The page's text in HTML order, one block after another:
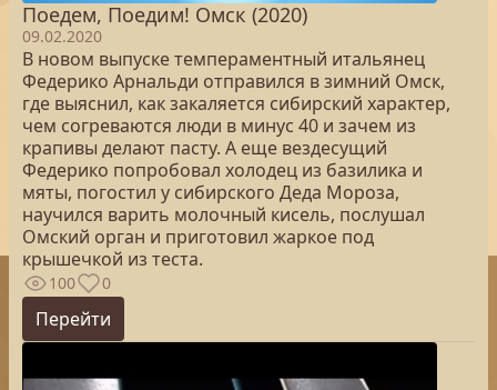
Поедем, Поедим! Омск (2020)
09.02.2020
В новом выпуске темпераментный итальянец
Федерико Арнальди отправился в зимний Омск,
где выяснил, как закаляется сибирский характер,
чем согреваются люди в минус 40 и зачем из
крапивы делают пасту. А еще вездесущий
Федерико попробовал холодец из базилика и
мяты, погостил у сибирского Деда Мороза,
научился варить молочный кисель, послушал
Омский орган и приготовил жаркое под
крышечкой из теста.
100 0
Перейти